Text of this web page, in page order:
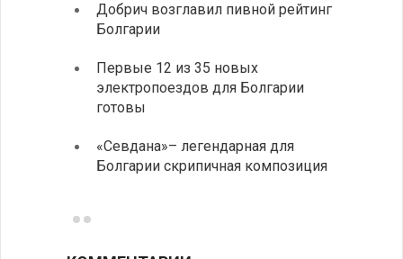
Добрич возглавил пивной рейтинг
Болгарии
Первые 12 из 35 новых
электропоездов для Болгарии
готовы
«Севдана»– легендарная для
Болгарии скрипичная композиция